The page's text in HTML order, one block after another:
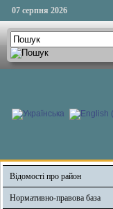
07 серпня 2026
Відомості про район
Нормативно-правова база